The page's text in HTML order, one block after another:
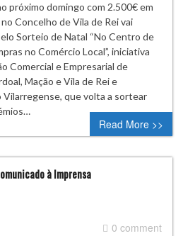
próximo domingo com 2.500€ em
Concelho de Vila de Rei vai
Sorteio de Natal “No Centro de
no Comércio Local”, iniciativa
Comercial e Empresarial de
Mação e Vila de Rei e
Vilarregense, que volta a sortear
Read More >>
à Imprensa
0 comment